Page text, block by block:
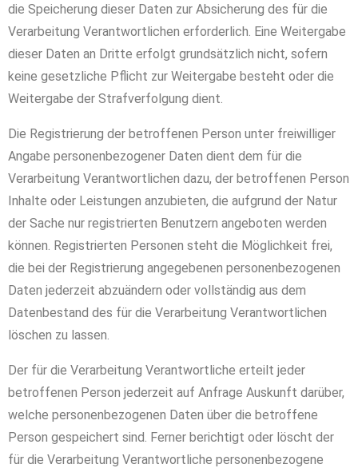
die Speicherung dieser Daten zur Absicherung des für die
Verarbeitung Verantwortlichen erforderlich. Eine Weitergabe
dieser Daten an Dritte erfolgt grundsätzlich nicht, sofern
keine gesetzliche Pflicht zur Weitergabe besteht oder die
Weitergabe der Strafverfolgung dient.
Die Registrierung der betroffenen Person unter freiwilliger
Angabe personenbezogener Daten dient dem für die
Verarbeitung Verantwortlichen dazu, der betroffenen Person
Inhalte oder Leistungen anzubieten, die aufgrund der Natur
der Sache nur registrierten Benutzern angeboten werden
können. Registrierten Personen steht die Möglichkeit frei,
die bei der Registrierung angegebenen personenbezogenen
Daten jederzeit abzuändern oder vollständig aus dem
Datenbestand des für die Verarbeitung Verantwortlichen
löschen zu lassen.
Der für die Verarbeitung Verantwortliche erteilt jeder
betroffenen Person jederzeit auf Anfrage Auskunft darüber,
welche personenbezogenen Daten über die betroffene
Person gespeichert sind. Ferner berichtigt oder löscht der
für die Verarbeitung Verantwortliche personenbezogene